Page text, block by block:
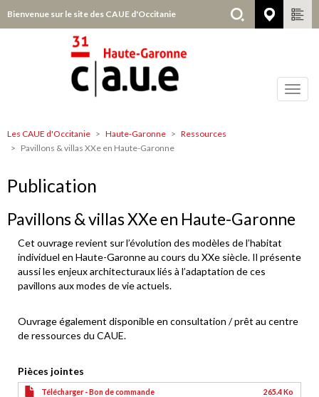
au
Bienvenue sur le site des CAUE d'Occitanie Haute-
Haute-
Garonne
Les CAUE d'Occitanie Haute-Garonne
Ressources
Pavillons & villas XXe en Haute-Garonne
Publication
Pavillons & villas XXe en Haute-Garonne
Cet ouvrage revient sur l’évolution des modèles de l’habitat
individuel en Haute-Garonne au cours du XXe siècle. Il présente
aussi les enjeux architecturaux liés à l’adaptation de ces
pavillons aux modes de vie actuels.
Ouvrage également disponible en consultation / prêt au centre
de ressources du CAUE.
Pièces jointes
Télécharger - Bon de commande 265.4 Ko